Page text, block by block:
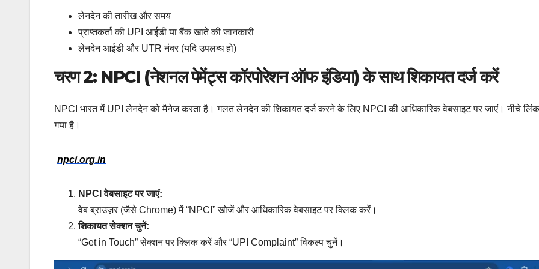
लेनदेन की तारीख और समय
प्राप्तकर्ता की UPI आईडी या बैंक खाते की जानकारी
लेनदेन आईडी और UTR नंबर (यदि उपलब्ध हो)
चरण 2: NPCI (नेशनल पेमेंट्स कॉरपोरेशन ऑफ इंडिया) के साथ शिकायत दर्ज करें
NPCI भारत में UPI लेनदेन को मैनेज करता है। गलत लेनदेन की शिकायत दर्ज करने के लिए NPCI की आधिकारिक वेबसाइट पर जाएं। नीचे लिंक
गया है।
npci.org.in
NPCI वेबसाइट पर जाएं:
वेब ब्राउज़र (जैसे Chrome) में “NPCI” खोजें और आधिकारिक वेबसाइट पर क्लिक करें।
शिकायत सेक्शन चुनें:
“Get in Touch” सेक्शन पर क्लिक करें और “UPI Complaint” विकल्प चुनें।